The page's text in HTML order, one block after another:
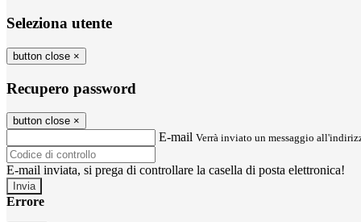
Seleziona utente
button close ×
Recupero password
button close ×
E-mail Verrà inviato un messaggio
E-mail inviata, si prega di controllare la casella di posta elettronica!
Errore